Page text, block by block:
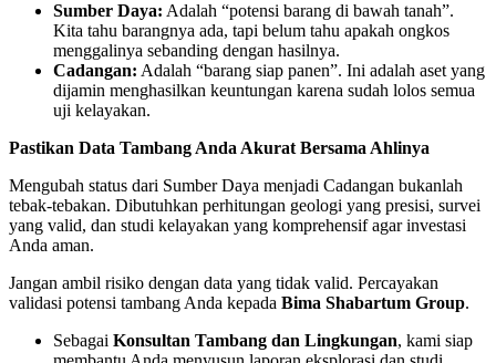
Sumber Daya: Adalah “potensi barang di bawah tanah”.
Kita tahu barangnya ada, tapi belum tahu apakah ongkos
menggalinya sebanding dengan hasilnya.
Cadangan: Adalah “barang siap panen”. Ini adalah aset yang
dijamin menghasilkan keuntungan karena sudah lolos semua
uji kelayakan.
Pastikan Data Tambang Anda Akurat Bersama Ahlinya
Mengubah status dari Sumber Daya menjadi Cadangan bukanlah
tebak-tebakan. Dibutuhkan perhitungan geologi yang presisi, survei
yang valid, dan studi kelayakan yang komprehensif agar investasi
Anda aman.
Jangan ambil risiko dengan data yang tidak valid. Percayakan
validasi potensi tambang Anda kepada Bima Shabartum Group.
Sebagai Konsultan Tambang dan Lingkungan, kami siap